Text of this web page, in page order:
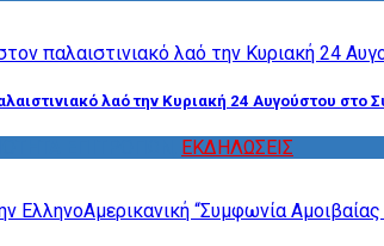
λαό την Κυριακή 24 Αυγούστου στο
ΕΚΔΗΛΩΣΕΙΣ